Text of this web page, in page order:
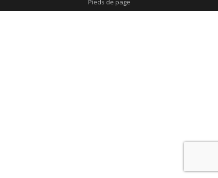
Pieds de page